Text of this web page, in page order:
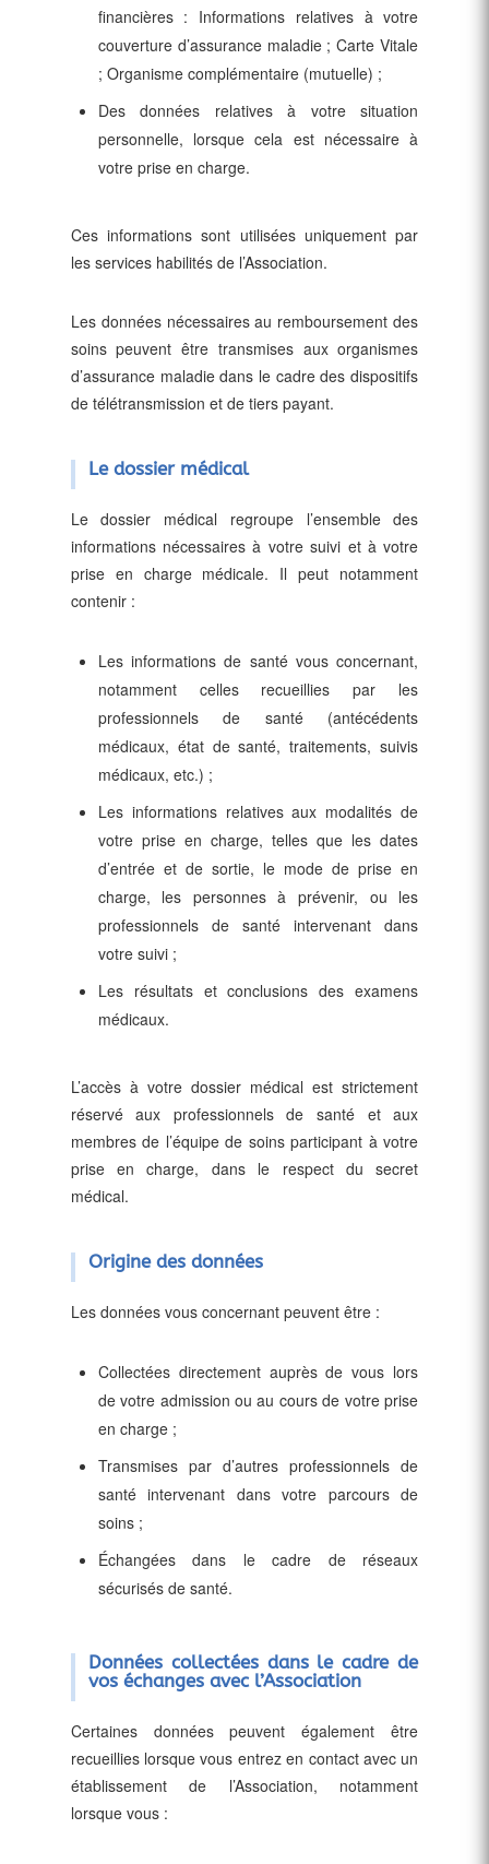
financières : Informations relatives à votre
couverture d’assurance maladie ; Carte Vitale
; Organisme complémentaire (mutuelle) ;
Des données relatives à votre situation
personnelle, lorsque cela est nécessaire à
votre prise en charge.
Ces informations sont utilisées uniquement par
les services habilités de l’Association.
Les données nécessaires au remboursement des
soins peuvent être transmises aux organismes
d’assurance maladie dans le cadre des dispositifs
de télétransmission et de tiers payant.
Le dossier médical
Le dossier médical regroupe l’ensemble des
informations nécessaires à votre suivi et à votre
prise en charge médicale. Il peut notamment
contenir :
Les informations de santé vous concernant,
notamment celles recueillies par les
professionnels de santé (antécédents
médicaux, état de santé, traitements, suivis
médicaux, etc.) ;
Les informations relatives aux modalités de
votre prise en charge, telles que les dates
d’entrée et de sortie, le mode de prise en
charge, les personnes à prévenir, ou les
professionnels de santé intervenant dans
votre suivi ;
Les résultats et conclusions des examens
médicaux.
L’accès à votre dossier médical est strictement
réservé aux professionnels de santé et aux
membres de l’équipe de soins participant à votre
prise en charge, dans le respect du secret
médical.
Origine des données
Les données vous concernant peuvent être :
Collectées directement auprès de vous lors
de votre admission ou au cours de votre prise
en charge ;
Transmises par d’autres professionnels de
santé intervenant dans votre parcours de
soins ;
Échangées dans le cadre de réseaux
sécurisés de santé.
Données collectées dans le cadre de
vos échanges avec l’Association
Certaines données peuvent également être
recueillies lorsque vous entrez en contact avec un
établissement de l’Association, notamment
lorsque vous :